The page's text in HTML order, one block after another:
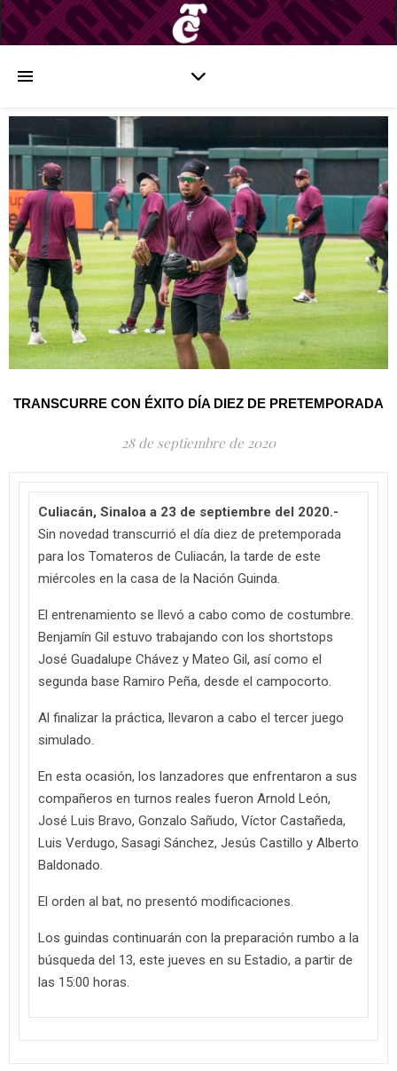
TRANSCURRE CON ÉXITO DÍA DIEZ DE PRETEMPORADA
28 de septiembre de 2020
Culiacán, Sinaloa a 23 de septiembre del 2020.-
Sin novedad transcurrió el día diez de pretemporada
para los Tomateros de Culiacán, la tarde de este
miércoles en la casa de la Nación Guinda.
El entrenamiento se llevó a cabo como de costumbre.
Benjamín Gil estuvo trabajando con los shortstops
José Guadalupe Chávez y Mateo Gil, así como el
segunda base Ramiro Peña, desde el campocorto.
Al finalizar la práctica, llevaron a cabo el tercer juego
simulado.
En esta ocasión, los lanzadores que enfrentaron a sus
compañeros en turnos reales fueron Arnold León,
José Luis Bravo, Gonzalo Sañudo, Víctor Castañeda,
Luis Verdugo, Sasagi Sánchez, Jesús Castillo y Alberto
Baldonado.
El orden al bat, no presentó modificaciones.
Los guindas continuarán con la preparación rumbo a la
búsqueda del 13, este jueves en su Estadio, a partir de
las 15:00 horas.